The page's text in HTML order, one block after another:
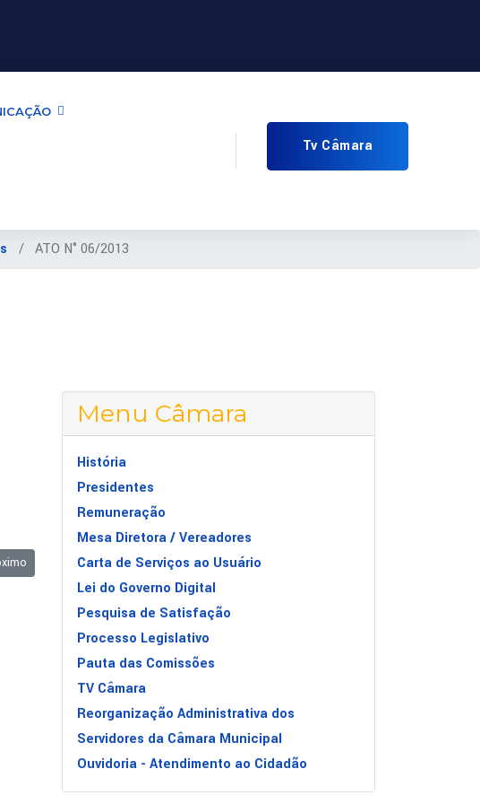
Tv Câmara
ATO N° 06/2013
artigo: REORGANIZAÇÃO ADMINISTRATIVA DA CÂMARA TEM APROVAÇÃO
Menu Câmara
História
Presidentes
Remuneração
Mesa Diretora / Vereadores
Carta de Serviços ao Usuário
Lei do Governo Digital
Pesquisa de Satisfação
Processo Legislativo
Pauta das Comissões
TV Câmara
Reorganização Administrativa dos
Servidores da Câmara Municipal
Ouvidoria - Atendimento ao Cidadão